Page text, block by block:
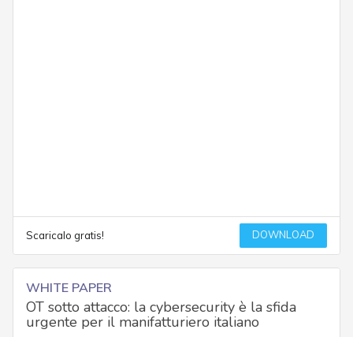
Scaricalo gratis! DOWNLOAD
WHITE PAPER
OT sotto attacco: la cybersecurity è la sfida
urgente per il manifatturiero italiano